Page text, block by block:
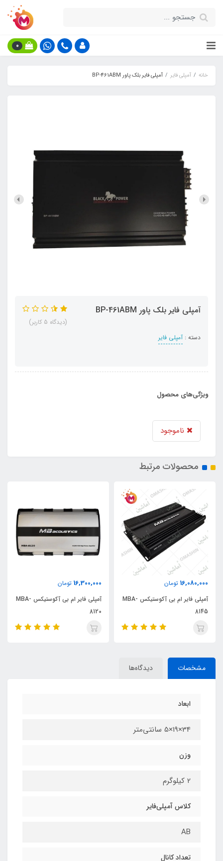
0
خانه آمپلی فایر آمپلی فایر بلک پاور BP-461ABM
آمپلی فایر بلک پاور BP-461ABM
دسته : آمپلی فایر
(دیدگاه 5 کاربر)
ویژگی‌های محصول
ناموجود
محصولات مرتبط
16,080,000 تومان
آمپلی فایر ام بی آکوستیکس MBA-
8145
16,300,000 تومان
آمپلی فایر ام بی آکوستیکس MBA-
8120
مشخصات دیدگاه‌ها
ابعاد
34×19×5 سانتی‌متر
وزن
2 کیلوگرم
کلاس آمپلی‌فایر
AB
تعداد کانال